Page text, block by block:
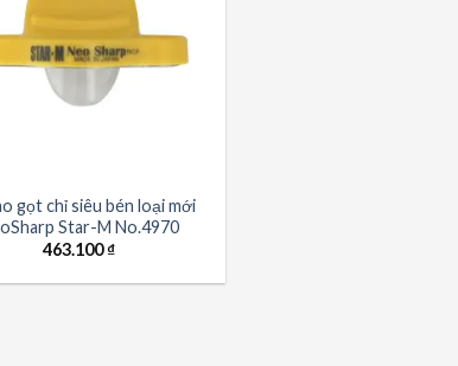
gọt chỉ siêu bén loại mới
Star-M No.4970
463.100₫